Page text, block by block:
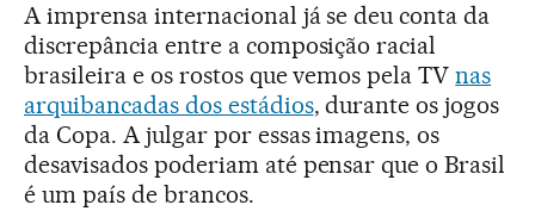
A imprensa internacional já se deu conta da
discrepância entre a composição racial
brasileira e os rostos que vemos pela TVnas
arquibancadas dos estádios, durante os jogos
da Copa. A julgar por essas imagens, os
desavisados poderiam até pensar que o Brasil
é um país de brancos.